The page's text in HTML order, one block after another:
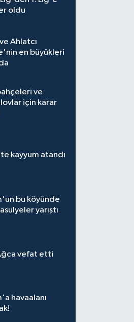
oldu
Ahlatcı
en büyükleri
ve
için karar
kayyum atandı
bu köyünde
yarıştı
vefat etti
havaalanı